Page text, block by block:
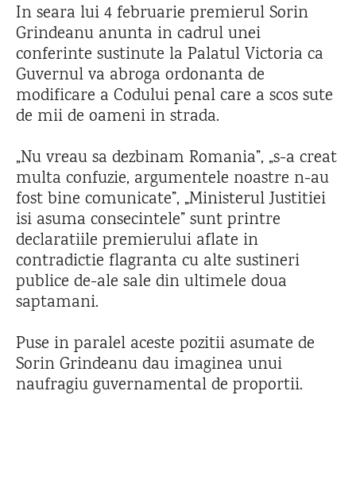
In seara lui 4 februarie premierul Sorin
Grindeanu anunta in cadrul unei
conferinte sustinute la Palatul Victoria ca
Guvernul va abroga ordonanta de
modificare a Codului penal care a scos sute
de mii de oameni in strada.
„Nu vreau sa dezbinam Romania”, „s-a creat
multa confuzie, argumentele noastre n-au
fost bine comunicate”, „Ministerul Justitiei
isi asuma consecintele” sunt printre
declaratiile premierului aflate in
contradictie flagranta cu alte sustineri
publice de-ale sale din ultimele doua
saptamani.
Puse in paralel aceste pozitii asumate de
Sorin Grindeanu dau imaginea unui
naufragiu guvernamental de proportii.